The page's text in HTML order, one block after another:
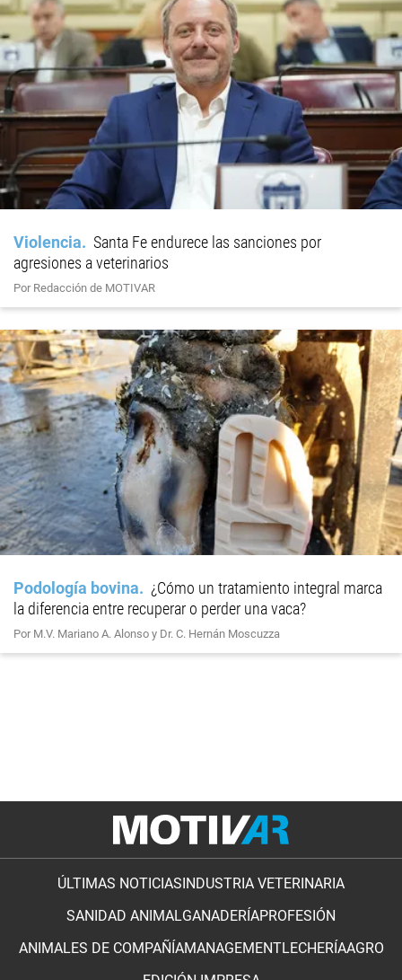
Violencia
Santa Fe endurece las sanciones por
agresiones a veterinarios
Por Redacción de MOTIVAR
Podología bovina
¿Cómo un tratamiento integral marca
la diferencia entre recuperar o perder una vaca?
Por M.V. Mariano A. Alonso y Dr. C. Hernán Moscuzza
ÚLTIMAS NOTICIAS INDUSTRIA VETERINARIA
SANIDAD ANIMALGANADERÍAPROFESIÓN
ANIMALES DE COMPAÑÍAMANAGEMENTLECHERÍAAGRO